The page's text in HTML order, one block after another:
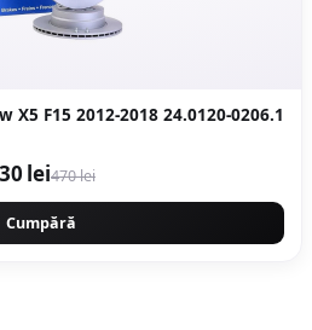
X5 F15 2012-2018 24.0120-0206.1
lei470 lei
Cumpără